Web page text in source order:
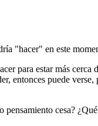
"hacer" en este
para estar más
entonces puede
cesa?